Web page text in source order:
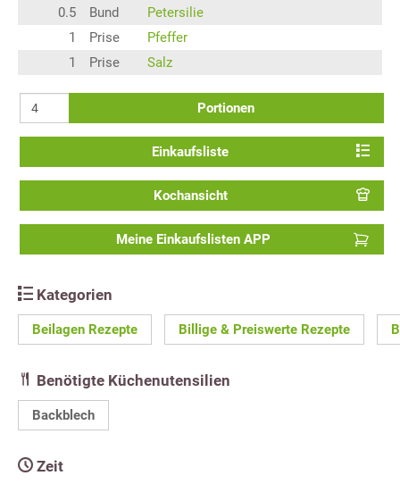
0.5
Bund
Petersilie
1
Prise
Pfeffer
1
Prise Salz
Portionen
Einkaufsliste
Kochansicht
Meine Einkaufslisten APP
Kategorien
Beilagen Rezepte Billige & Preiswerte Rezepte
Benötigte Küchenutensilien
Backblech
Zeit